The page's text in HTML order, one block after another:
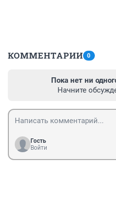
КОММЕНТАРИИ 0
Пока нет ни
Начните
Гость
Войти